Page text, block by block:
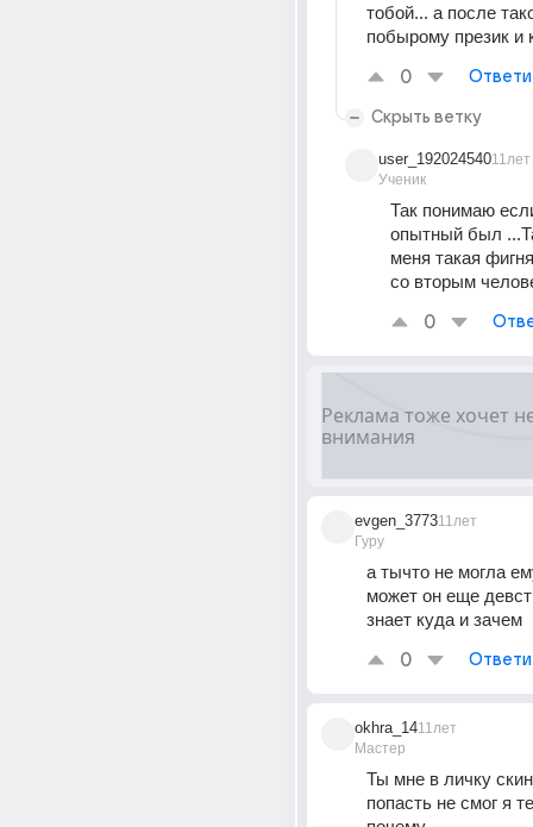
тобой... а после
побырому презик и
0
Скрыть ветку
user_192024540
Ученик
11лет
Так понимаю
опытный был
меня такая
со вторым
0
evgen_3773
Гуру
11лет
а тычто не могла
может он еще
знает куда и зачем
0
okhra_14
Мастер
11лет
Ты мне в личку
попасть не смог я